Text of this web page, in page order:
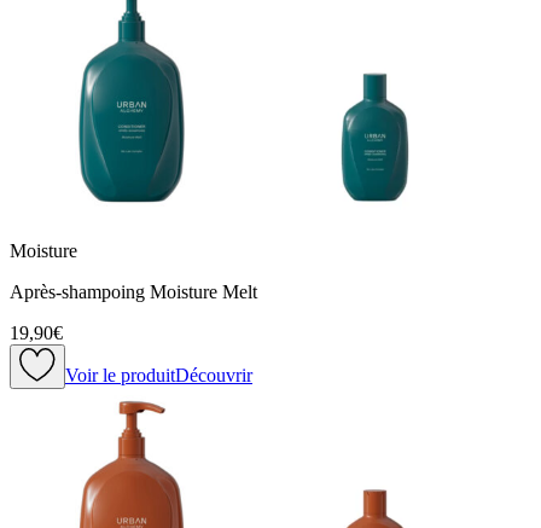
Moisture
Après-shampoing Moisture Melt
19,90€
Voir le produitDécouvrir